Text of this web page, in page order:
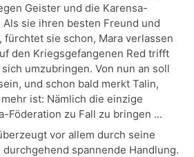
Geister und die Karensa-
sie ihren besten Freund und
sie schon, Mara verlassen
den Kriegsgefangenen Red trifft
umzubringen. Von nun an soll
und schon bald merkt Talin,
ist: Nämlich die einzige
Föderation zu Fall zu bringen ...
vor allem durch seine
spannende Handlung.